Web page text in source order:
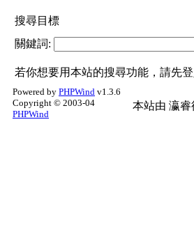
搜尋目標
關鍵詞:
若你想要用本站的搜尋功能，請先
Powered by PHPWind v1.3.6
Copyright © 2003-04
PHPWind
本站由 瀛睿